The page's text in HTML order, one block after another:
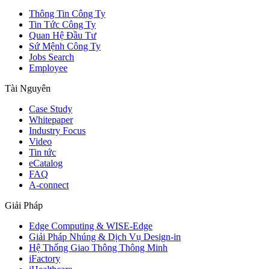
Thông Tin Công Ty
Tin Tức Công Ty
Quan Hệ Đầu Tư
Sứ Mệnh Công Ty
Jobs Search
Employee
Tài Nguyên
Case Study
Whitepaper
Industry Focus
Video
Tin tức
eCatalog
FAQ
A-connect
Giải Pháp
Edge Computing & WISE-Edge
Giải Pháp Nhúng & Dịch Vụ Design-in
Hệ Thống Giao Thông Thông Minh
iFactory